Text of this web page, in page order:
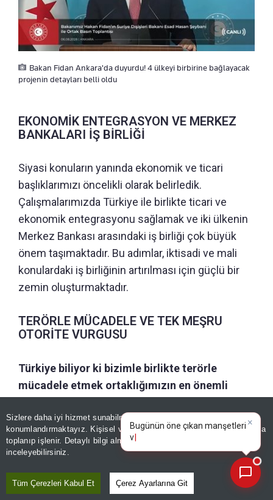
Sizlere daha iyi hizmet sunabilmek adına sitemizde
konumlandırmaktayız. Kişisel verileriniz, KVKK ve GDPR kapsamında
toplanıp işlenir. Detaylı bilgi almak için
inceleyebilirsiniz.
Tüm Çerezleri Kabul Et Çerez Ayarlarına Git
Bakan Fidan Ankara'da duyurdu! 4 ülkeyi birbirine bağlayacak
projenin detayları belli oldu
EKONOMİK ENTEGRASYON VE MERKEZ
BANKALARI İŞ BİRLİĞİ
Siyasi konuların yanında ekonomik ve ticari
başlıklarımızı öncelikli olarak belirledik.
Çalışmalarımızda Türkiye ile birlikte ticari ve
ekonomik entegrasyonu sağlamak ve iki ülkenin
Merkez Bankası arasındaki iş birliği çok büyük
önem taşımaktadır. Bu adımlar, iktisadi ve mali
konulardaki iş birliğinin artırılması için güçlü bir
zemin oluşturmaktadır.
TERÖRLE MÜCADELE VE TEK MEŞRU
OTORİTE VURGUSU
Türkiye biliyor ki bizimle birlikte terörle
mücadele etmek ortaklığımızın en önemli
egemenliğinin bütün ülkede sağlanması ve
bütün silahların sadece meşru otorite altında
toplanması kritik önem taşımaktadır. Bölgeye
daha fazla yatırım gelmesi için kurumlar
arasında birliğin sağlanması, bölgenin
×
Bugünün öne çıkan manşetleri
ve gelişmeleri neler?